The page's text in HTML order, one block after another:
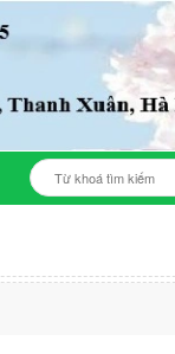
ăn cho da mụn: những